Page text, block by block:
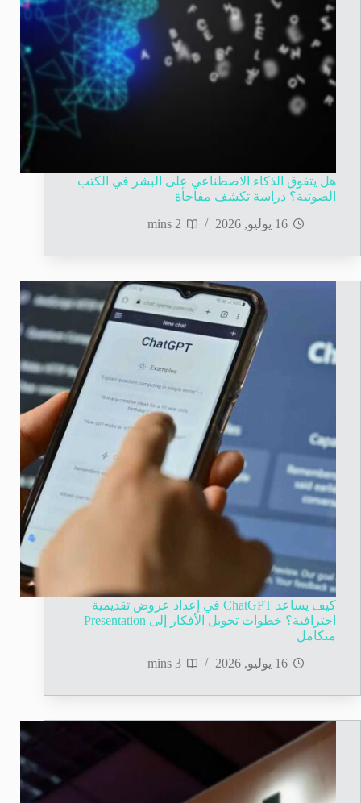
هل يتفوق الذكاء الاصطناعي على البشر في الكتب
الصوتية؟ دراسة تكشف مفاجأة
16 يوليو, 2026
2 mins
كيف يساعد ChatGPT في إعداد عروض تقديمية
احترافية؟ خطوات تحويل الأفكار إلى Presentation
متكامل
16 يوليو, 2026
3 mins